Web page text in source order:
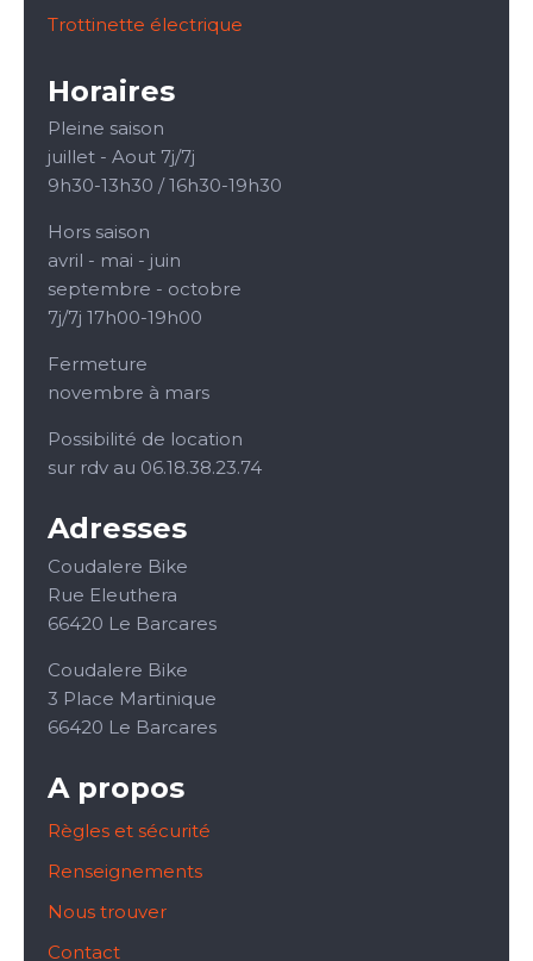
Trottinette électrique
Horaires
Pleine saison
juillet - Aout 7j/7j
9h30-13h30 / 16h30-19h30
Hors saison
avril - mai - juin
septembre - octobre
7j/7j 17h00-19h00
Fermeture
novembre à mars
Possibilité de location
sur rdv au 06.18.38.23.74
Adresses
Coudalere Bike
Rue Eleuthera
66420 Le Barcares
Coudalere Bike
3 Place Martinique
66420 Le Barcares
A propos
Règles et sécurité
Renseignements
Nous trouver
Contact